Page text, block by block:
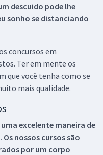
descuido pode lhe
sonho se distanciando
concursos em
Ter em mente os
que você tenha como se
mais qualidade.
excelente maneira de
nossos cursos são
por um corpo